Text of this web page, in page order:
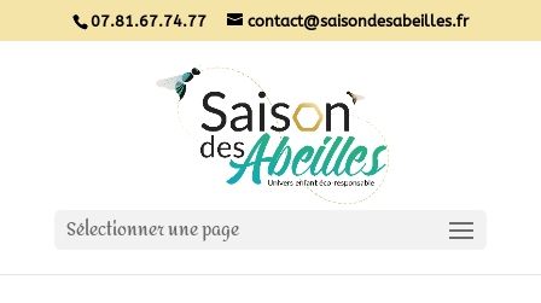
07.81.67.74.77 contact@saisondesabeilles.fr
Sélectionner une page